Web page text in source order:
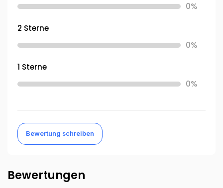
0%
2 Sterne
0%
1 Sterne
0%
Bewertung schreiben
Bewertungen